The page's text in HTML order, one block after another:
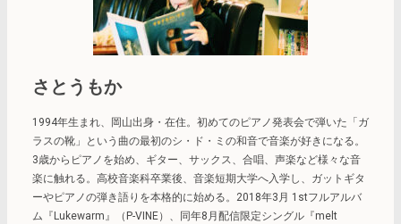
さとうもか
1994年生まれ、岡山出身・在住。初めてのピアノ発表会で弾いた「ガ
ラスの靴」という曲の最初のシ・ド・ミの和音で音楽が好きになる。
3歳からピアノを始め、ギター、サックス、合唱、声楽など様々な音
楽に触れる。高校音楽科卒業後、音楽短期大学へ入学し、ガットギタ
ーやピアノの弾き語りを本格的に始める。2018年3月 1stフルアルバ
ム『Lukewarm』（P-VINE）、同年8月配信限定シングル『melt